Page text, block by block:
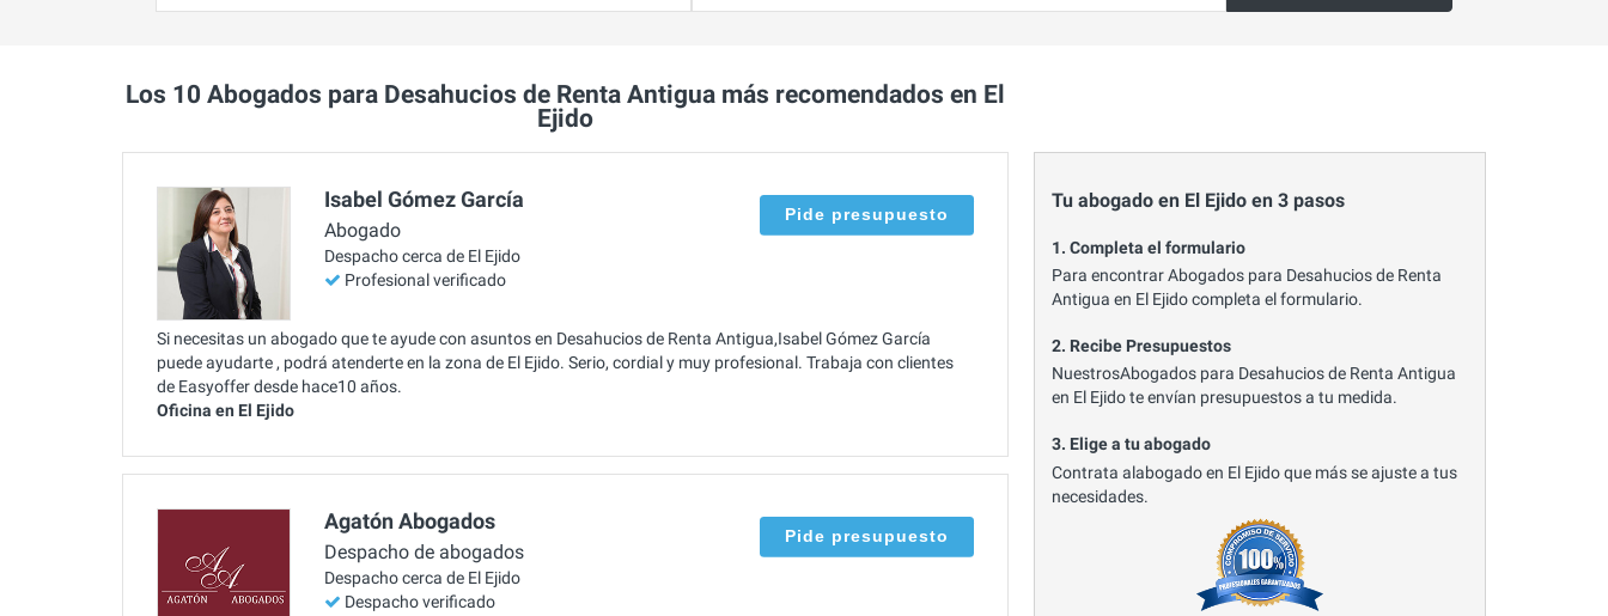
Los 10 Abogados para Desahucios de Renta Antigua más recomendados en El
Ejido
Isabel Gómez García
Abogado
Despacho cerca de El Ejido
Profesional verificado
Pide presupuesto
Si necesitas un abogado que te ayude con asuntos en Desahucios de Renta Antigua,Isabel Gómez García
puede ayudarte , podrá atenderte en la zona de El Ejido. Serio, cordial y muy profesional. Trabaja con clientes
de Easyoffer desde hace10 años.
Oficina en El Ejido
Agatón Abogados
Despacho de abogados
Despacho cerca de El Ejido
Despacho verificado
Pide presupuesto
Tu abogado en El Ejido en 3 pasos
1. Completa el formulario
Para encontrar Abogados para Desahucios de Renta
Antigua en El Ejido completa el formulario.
2. Recibe Presupuestos
NuestrosAbogados para Desahucios de Renta Antigua
en El Ejido te envían presupuestos a tu medida.
3. Elige a tu abogado
Contrata alabogado en El Ejido que más se ajuste a tus
necesidades.